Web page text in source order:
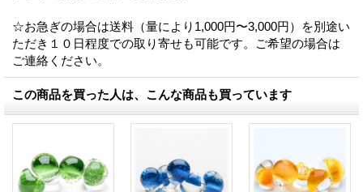
☆お急ぎの場合は送料（量により1,000円〜3,000円）を別途い
ただき１０日程度での取り寄せも可能です。ご希望の場合は
ご連絡ください。
この商品を買った人は、こんな商品も買っています